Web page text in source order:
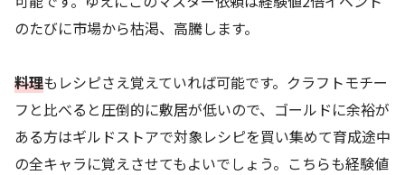
のたびに市場から枯渇、高騰します。
料理もレシピさえ覚えていれば可能です。クラフトモチー
フと比べると圧倒的に敷居が低いので、ゴールドに余裕が
ある方はギルドストアで対象レシピを買い集めて育成途中
の全キャラに覚えさせてもよいでしょう。こちらも経験値